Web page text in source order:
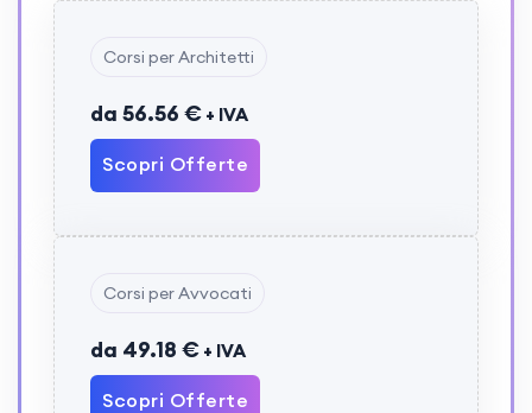
Corsi per Architetti
da 56.56 € + IVA
Scopri Offerte
Corsi per Avvocati
da 49.18 € + IVA
Scopri Offerte